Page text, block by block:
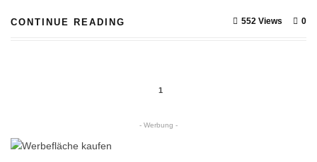
CONTINUE READING 0
552 Views
1
- Werbung -